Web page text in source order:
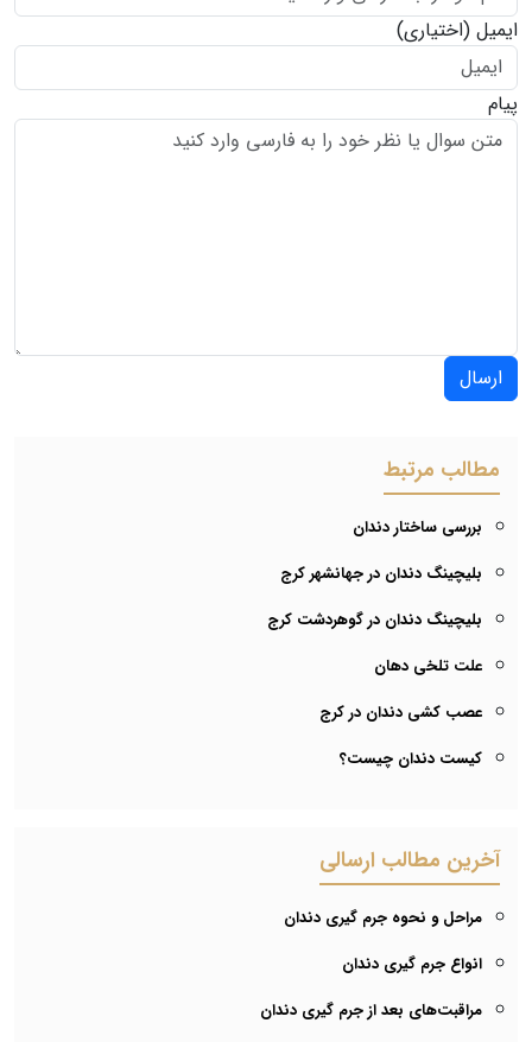
ایمیل (اختیاری)
پیام
ارسال
مطالب مرتبط
بررسی ساختار دندان
بلیچینگ دندان در جهانشهر کرج
بلیچینگ دندان در گوهردشت کرج
علت تلخی دهان
عصب کشی دندان در کرج
کیست دندان چیست؟
آخرین مطالب ارسالی
مراحل و نحوه جرم گیری دندان
انواع جرم گیری دندان
مراقبت‌های بعد از جرم گیری دندان